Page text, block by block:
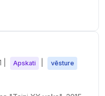
Apskati
vēsture